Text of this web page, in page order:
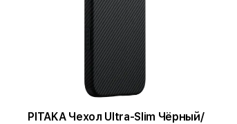
PITAKA Чехол Ultra-Slim Чёрный/